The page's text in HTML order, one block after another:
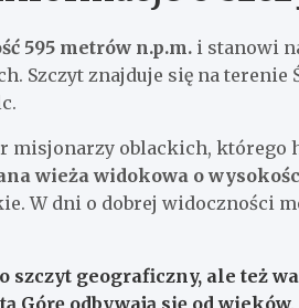
595 metrów n.p.m. i stanowi
Szczyt znajduje się na
misjonarzy oblackich,
wieża widokowa o
W dni o dobrej widoczności
szczyt geograficzny, ale też
Górę odbywają się od wieków,